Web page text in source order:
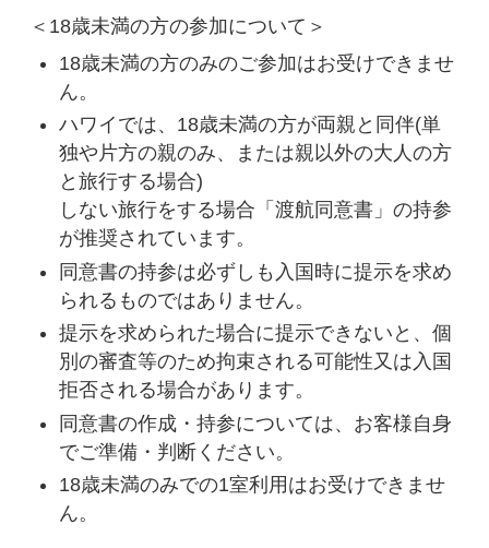
＜18歳未満の方の参加について＞
18歳未満の方のみのご参加はお受けできませ
ん。
ハワイでは、18歳未満の方が両親と同伴(単
独や片方の親のみ、または親以外の大人の方
と旅行する場合)
しない旅行をする場合「渡航同意書」の持参
が推奨されています。
同意書の持参は必ずしも入国時に提示を求め
られるものではありません。
提示を求められた場合に提示できないと、個
別の審査等のため拘束される可能性又は入国
拒否される場合があります。
同意書の作成・持参については、お客様自身
でご準備・判断ください。
18歳未満のみでの1室利用はお受けできませ
ん。